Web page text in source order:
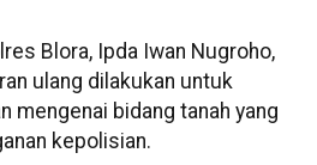
Blora, Ipda Iwan Nugroho,
ulang dilakukan untuk
mengenai bidang tanah yang
kepolisian.